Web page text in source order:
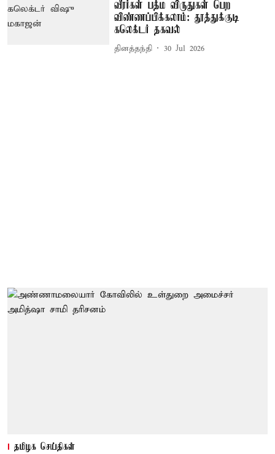
வீரர்கள் பத்ம விருதுகள் பெற
விண்ணப்பிக்கலாம்: தூத்துக்குடி
கலெக்டர் தகவல்
தினத்தந்தி 30 Jul 2026
தமிழக செய்திகள்